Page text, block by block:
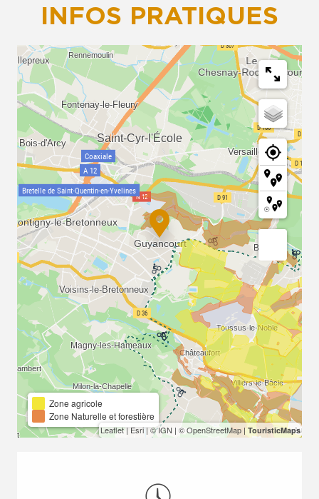
Liste des produits
INFOS PRATIQUES
Zone agricole
Zone Naturelle et forestière
Leaflet|Esri|© IGN | © OpenStreetMap |TouristicMaps